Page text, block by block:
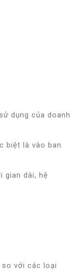
dụng của doanh
biệt là vào ban
gian dài, hệ
so với các loại